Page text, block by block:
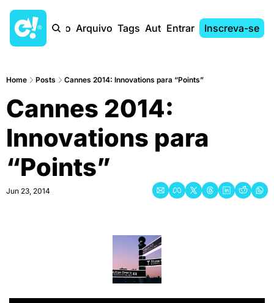
Início Arquivo Tags AutoresEntrar Inscreva-se
Home Posts Cannes 2014: Innovations para “Points”
Cannes 2014:
Innovations para
“Points”
Jun 23, 2014